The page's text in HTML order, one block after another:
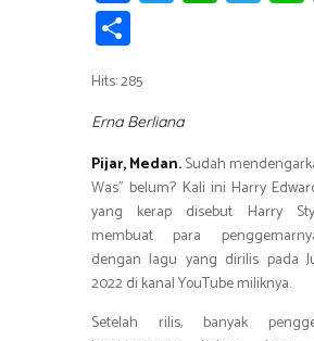
ce
o
ok
wi h
p
p
el
m
h
ar
e
Hits: 285
Erna Berliana
Pijar, Medan.Sudah
Was” belum? Kali ini Harry
yang kerap disebut Harry
membuat para
dengan lagu yang dirilis pada
2022 di kanal YouTube miliknya.
Setelah rilis, banyak